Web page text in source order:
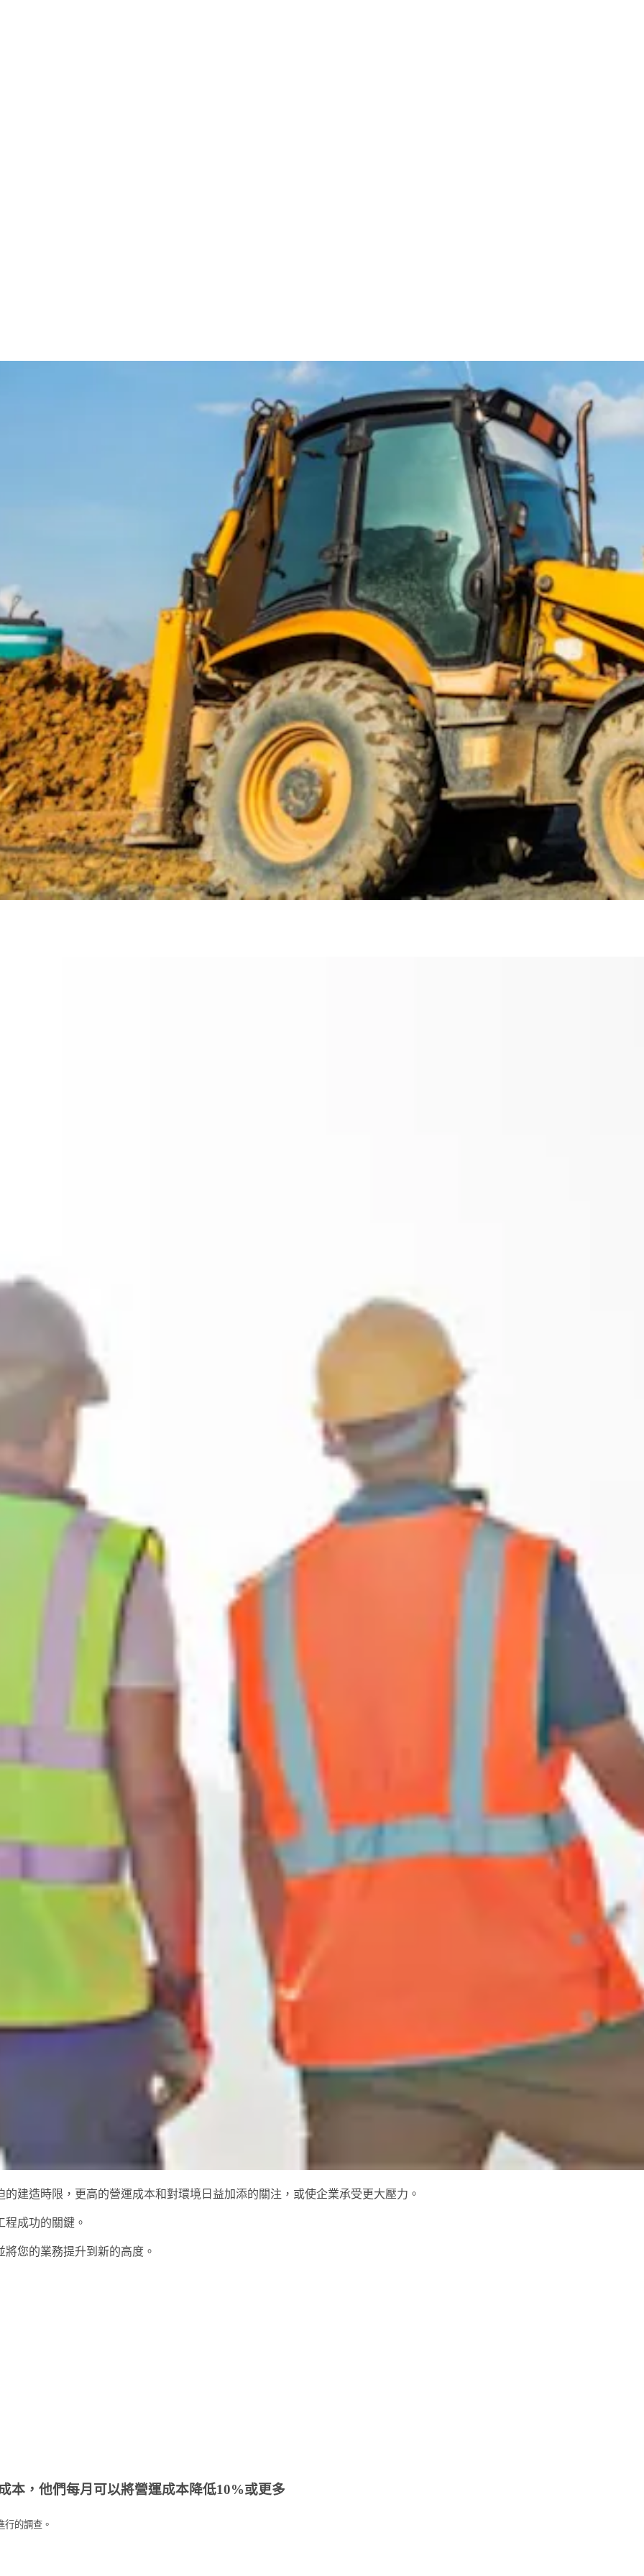
建造時限，更高的營運成本和對環境日益加添的關注，或使企業承受更大壓力。
成功的關鍵。
您的業務提升到新的高度。
本，他們每月可以將營運成本降低10%或更多
行的調查。